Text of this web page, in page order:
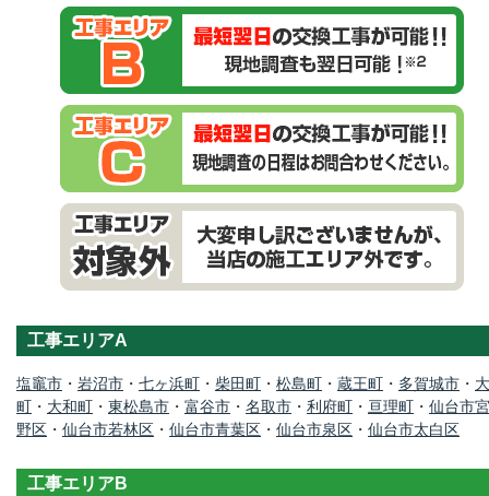
工事エリアA
塩竈市 ・ 岩沼市 ・ 七ヶ浜町 ・ 柴田町 ・ 松島町 ・ 蔵王町 ・ 多賀城市 ・
町 ・ 大和町 ・ 東松島市 ・ 富谷市 ・ 名取市 ・ 利府町 ・ 亘理町 ・ 仙台市
野区 ・ 仙台市若林区 ・ 仙台市青葉区 ・ 仙台市泉区 ・ 仙台市太白区
工事エリアB